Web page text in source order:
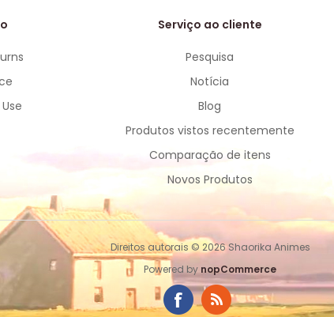
Serviço ao cliente
Pesquisa
Notícia
Blog
Produtos vistos recentemente
Comparação de itens
Novos Produtos
Direitos autorais © 2026 Shaorika Animes
Powered by nopCommerce